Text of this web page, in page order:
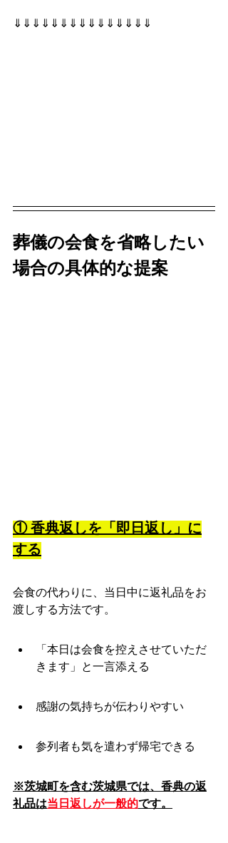
⇓⇓⇓⇓⇓⇓⇓⇓⇓⇓⇓⇓⇓⇓⇓
葬儀の会食を省略したい
場合の具体的な提案
① 香典返しを「即日返し」に
する
会食の代わりに、当日中に返礼品をお
渡しする方法です。
「本日は会食を控えさせていただ
きます」と一言添える
感謝の気持ちが伝わりやすい
参列者も気を遣わず帰宅できる
※茨城町を含む茨城県では、香典の返
礼品は当日返しが一般的です。